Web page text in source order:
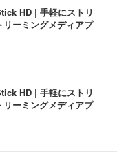
HD | 手軽にストリ
ーミングメディアプ
HD | 手軽にストリ
ーミングメディアプ